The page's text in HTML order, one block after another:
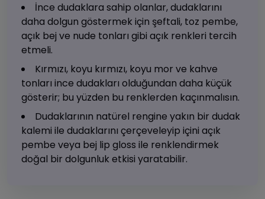
İnce dudaklara sahip olanlar, dudaklarını
daha dolgun göstermek için şeftali, toz pembe,
açık bej ve nude tonları gibi açık renkleri tercih
etmeli.
Kırmızı, koyu kırmızı, koyu mor ve kahve
tonları ince dudakları olduğundan daha küçük
gösterir; bu yüzden bu renklerden kaçınmalısın.
Dudaklarının natürel rengine yakın bir dudak
kalemi ile dudaklarını çerçeveleyip içini açık
pembe veya bej lip gloss ile renklendirmek
doğal bir dolgunluk etkisi yaratabilir.